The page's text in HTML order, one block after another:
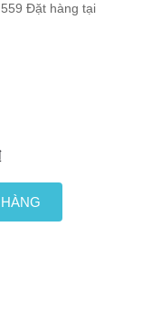
Đặt hàng tại